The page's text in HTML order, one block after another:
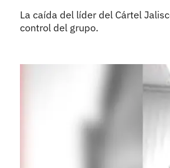
La caída del líder del Cártel
control del grupo.